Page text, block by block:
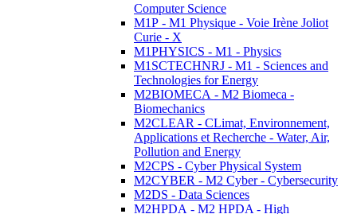
Computer Science
M1P - M1 Physique - Voie Irène Joliot
Curie - X
M1PHYSICS - M1 - Physics
M1SCTECHNRJ - M1 - Sciences and
Technologies for Energy
M2BIOMECA - M2 Biomeca -
Biomechanics
M2CLEAR - CLimat, Environnement,
Applications et Recherche - Water, Air,
Pollution and Energy
M2CPS - Cyber Physical System
M2CYBER - M2 Cyber - Cybersecurity
M2DS - Data Sciences
M2HPDA - M2 HPDA - High